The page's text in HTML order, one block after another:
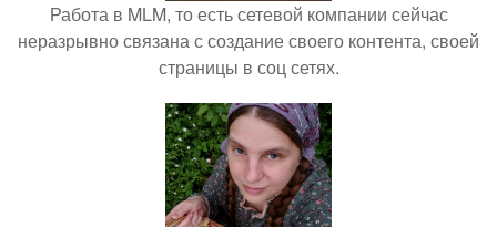
Работа в MLM, то есть сетевой компании сейчас
неразрывно связана с создание своего контента, своей
страницы в соц сетях.